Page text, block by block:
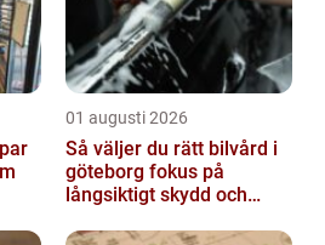
01 augusti 2026
Så väljer du rätt bilvård i
göteborg fokus på
långsiktigt skydd och